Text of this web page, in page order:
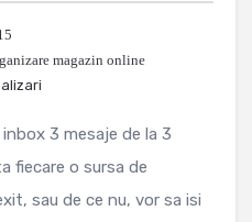
magazin online
3 mesaje de la 3
fiecare o sursa de
sau de ce nu, vor sa isi